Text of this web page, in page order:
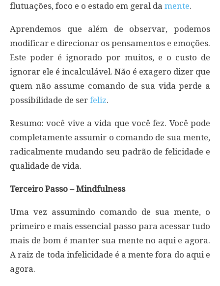
flutuações, foco e o estado em geral da mente.
Aprendemos que além de observar, podemos
modificar e direcionar os pensamentos e emoções.
Este poder é ignorado por muitos, e o custo de
ignorar ele é incalculável. Não é exagero dizer que
quem não assume comando de sua vida perde a
possibilidade de ser feliz.
Resumo: você vive a vida que você fez. Você pode
completamente assumir o comando de sua mente,
radicalmente mudando seu padrão de felicidade e
qualidade de vida.
Terceiro Passo – Mindfulness
Uma vez assumindo comando de sua mente, o
primeiro e mais essencial passo para acessar tudo
mais de bom é manter sua mente no aqui e agora.
A raiz de toda infelicidade é a mente fora do aqui e
agora.